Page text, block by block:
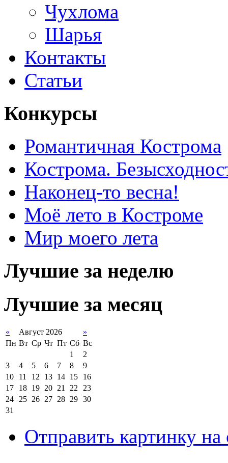
Чухлома
Шарья
Контакты
Статьи
Конкурсы
Романтичная Кострома
Кострома.
Наконец-то весна!
Моё лето в Костроме
Мир моего лета
Лучшие за неделю
Лучшие за месяц
« Август 2026
»
Пн Вт Ср Чт Пт Сб Вс
1
2
3
4 5 6 7 8
9
10
11 12 13 14 15
16
17
18 19 20 21 22
23
24
25 26 27 28 29 30
31
Отправить картинку на